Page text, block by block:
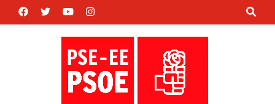
Saltar
al